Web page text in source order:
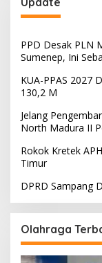
PPD Desak PLN
Sumenep, Ini
KUA-PPAS 2027
130,2 M
Jelang
North Madura II
Rokok Kretek
Timur
DPRD Sampang
Olahraga